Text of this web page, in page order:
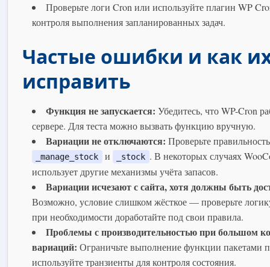
Проверьте логи Cron или используйте плагин WP
контроля выполнения запланированных задач.
Частые ошибки и как
исправить
Функция не запускается: Убедитесь, что WP-Cron
сервере. Для теста можно вызвать функцию вручную.
Вариации не отключаются: Проверьте
_manage_stock и _stock . В некоторых случаях
использует другие механизмы учёта запасов.
Вариации исчезают с сайта, хотя должны быть
Возможно, условие слишком жёсткое — проверьте
при необходимости доработайте под свои правила.
Проблемы с производительностью при большом
вариаций: Ограничьте выполнение функции пакетами
используйте транзиенты для контроля состояния.